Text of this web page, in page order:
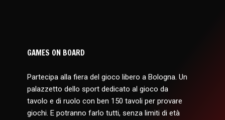
GAMES ON BOARD
Partecipa alla fiera del gioco libero a Bologna. Un
palazzetto dello sport dedicato al gioco da
tavolo e di ruolo con ben 150 tavoli per provare
giochi. E potranno farlo tutti, senza limiti di età